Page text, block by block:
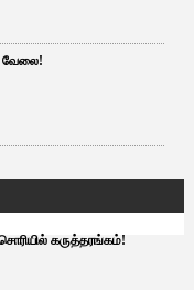
வேலை!
கருத்தரங்கம்!